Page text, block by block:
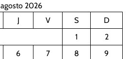
agosto 2026
J V S
D
1
2
6 7 8
9